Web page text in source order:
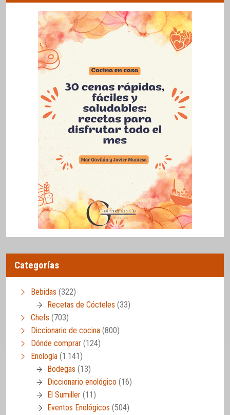
Categorías
Bebidas (322)
Recetas de Cócteles (33)
Chefs (703)
Diccionario de cocina (800)
Dónde comprar (124)
Enología (1.141)
Bodegas (13)
Diccionario enológico (16)
El Sumiller (11)
Eventos Enológicos (504)